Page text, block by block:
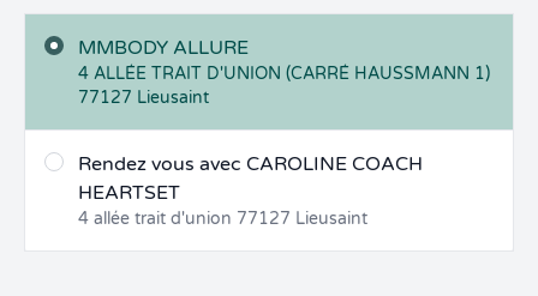
MMBODY ALLURE
4 ALLÉE TRAIT D'UNION (CARRÉ HAUSSMANN 1)
77127 Lieusaint
Rendez vous avec CAROLINE COACH
HEARTSET
4 allée trait d'union 77127 Lieusaint